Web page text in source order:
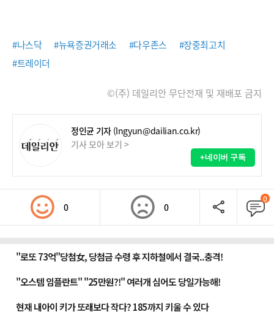
#나스닥 #뉴욕증권거래소 #다우존스
#장중최고치
#트레이더
©(주) 데일리안 무단전재 및 재배포 금지
정인균 기자 (Ingyun@dailian.co.kr)
기사 모아 보기 >
+네이버 구독
0 0
0